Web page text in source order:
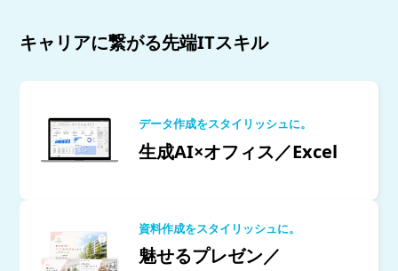
キャリアに繋がる先端ITスキル
データ作成をスタイリッシュに。
生成AI×オフィス／Excel
資料作成をスタイリッシュに。
魅せるプレゼン／